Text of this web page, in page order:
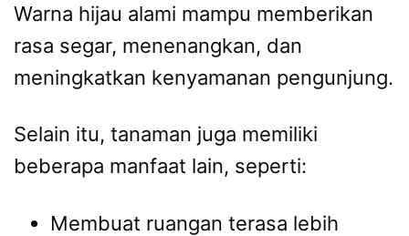
Warna hijau alami mampu memberikan
rasa segar, menenangkan, dan
meningkatkan kenyamanan pengunjung.
Selain itu, tanaman juga memiliki
beberapa manfaat lain, seperti:
Membuat ruangan terasa lebih